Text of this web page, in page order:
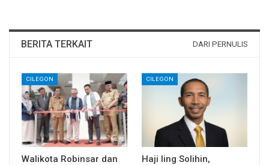
BERITA TERKAIT DARI PERNULIS
CILEGON
Walikota Robinsar dan
CILEGON
Haji Iing Solihin,